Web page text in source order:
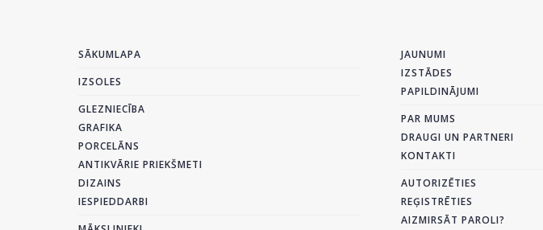
SĀKUMLAPA
IZSOLES
GLEZNIECĪBA
GRAFIKA
PORCELĀNS
ANTIKVĀRIE PRIEKŠMETI
DIZAINS
IESPIEDDARBI
JAUNUMI
IZSTĀDES
PAPILDINĀJUMI
PAR MUMS
DRAUGI UN PARTNERI
KONTAKTI
AUTORIZĒTIES
REĢISTRĒTIES
AIZMIRSĀT PAROLI?